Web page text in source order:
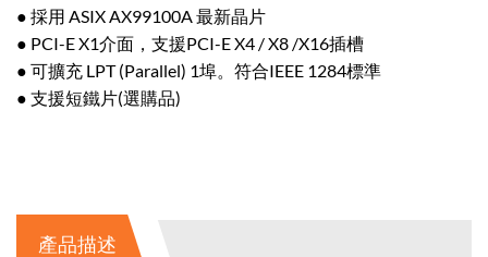
● 採用 ASIX AX99100A 最新晶片
● PCI-E X1介面，支援PCI-E X4 / X8 /X16插槽
● 可擴充 LPT (Parallel) 1埠。符合IEEE 1284標準
● 支援短鐵片(選購品)
產品描述